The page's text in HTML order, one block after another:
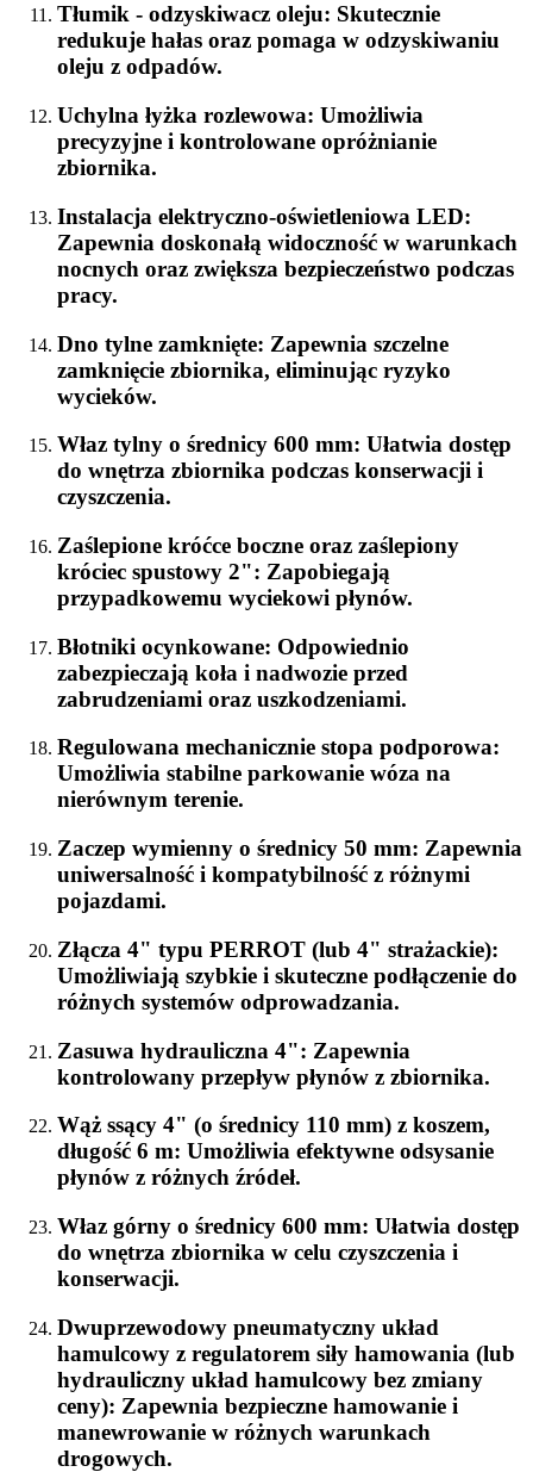
Tłumik - odzyskiwacz oleju: Skutecznie
redukuje hałas oraz pomaga w odzyskiwaniu
oleju z odpadów.
Uchylna łyżka rozlewowa: Umożliwia
precyzyjne i kontrolowane opróżnianie
zbiornika.
Instalacja elektryczno-oświetleniowa LED:
Zapewnia doskonałą widoczność w warunkach
nocnych oraz zwiększa bezpieczeństwo podczas
pracy.
Dno tylne zamknięte: Zapewnia szczelne
zamknięcie zbiornika, eliminując ryzyko
wycieków.
Właz tylny o średnicy 600 mm: Ułatwia dostęp
do wnętrza zbiornika podczas konserwacji i
czyszczenia.
Zaślepione króćce boczne oraz zaślepiony
króciec spustowy 2": Zapobiegają
przypadkowemu wyciekowi płynów.
Błotniki ocynkowane: Odpowiednio
zabezpieczają koła i nadwozie przed
zabrudzeniami oraz uszkodzeniami.
Regulowana mechanicznie stopa podporowa:
Umożliwia stabilne parkowanie wóza na
nierównym terenie.
Zaczep wymienny o średnicy 50 mm: Zapewnia
uniwersalność i kompatybilność z różnymi
pojazdami.
Złącza 4" typu PERROT (lub 4" strażackie):
Umożliwiają szybkie i skuteczne podłączenie do
różnych systemów odprowadzania.
Zasuwa hydrauliczna 4": Zapewnia
kontrolowany przepływ płynów z zbiornika.
Wąż ssący 4" (o średnicy 110 mm) z koszem,
długość 6 m: Umożliwia efektywne odsysanie
płynów z różnych źródeł.
Właz górny o średnicy 600 mm: Ułatwia dostęp
do wnętrza zbiornika w celu czyszczenia i
konserwacji.
Dwuprzewodowy pneumatyczny układ
hamulcowy z regulatorem siły hamowania (lub
hydrauliczny układ hamulcowy bez zmiany
ceny): Zapewnia bezpieczne hamowanie i
manewrowanie w różnych warunkach
drogowych.